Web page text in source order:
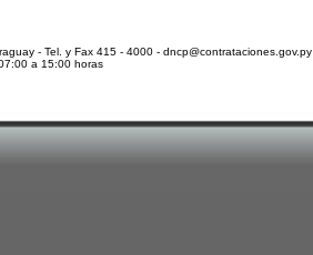
- Tel. y Fax 415 - 4000 - dncp@contrataciones.gov.py
a 15:00 horas